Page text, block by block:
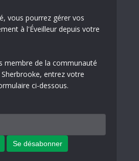
vous pourrez gérer vos
à l'Éveilleur depuis votre
membre de la communauté
entrez votre
ci-dessous.